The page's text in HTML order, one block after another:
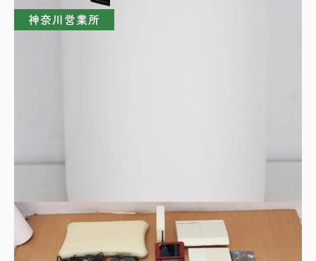
神奈川営業所
SHARP シャープ 空気清浄機 FU-RC01-W プ
買取理由はこちら